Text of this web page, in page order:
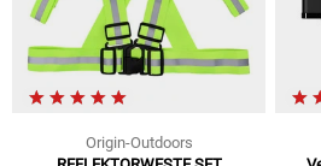
Origin-Outdoors